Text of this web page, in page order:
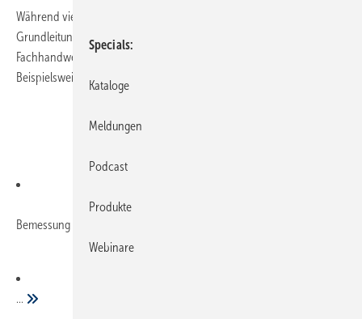
Während viele Kommunen den Zustand von Hausanschluss- und
Grundleitungen bis Ende 2015 erfasst haben sollen, stehen beim
Fachhandwerk für die Grundstücksentwässerung andere Themen an.
Beispielsweise geht es um die Punkte
Bemessung von Grundstücksentwässerungsanlagen
...
Specials
Kataloge
Meldungen
Podcast
Produkte
Webinare